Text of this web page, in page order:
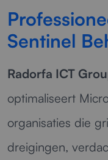
Sentinel
Radorfa ICT
optimaliseert
organisaties die
dreigingen,